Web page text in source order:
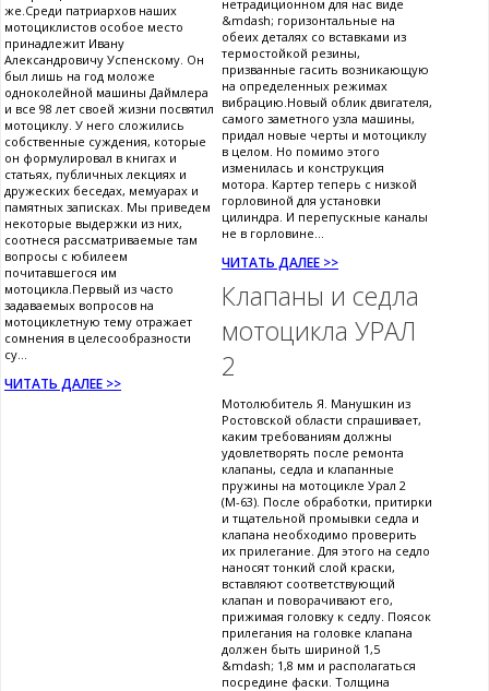
же.Среди патриархов наших
мотоциклистов особое место
принадлежит Ивану
Александровичу Успенскому. Он
был лишь на год моложе
одноколейной машины Даймлера
и все 98 лет своей жизни посвятил
мотоциклу. У него сложились
собственные суждения, которые
он формулировал в книгах и
статьях, публичных лекциях и
дружеских беседах, мемуарах и
памятных записках. Мы приведем
некоторые выдержки из них,
соотнеся рассматриваемые там
вопросы с юбилеем
почитавшегося им
мотоцикла.Первый из часто
задаваемых вопросов на
мотоциклетную тему отражает
сомнения в целесообразности
су...
ЧИТАТЬ ДАЛЕЕ >>
нетрадиционном для нас виде
&mdash; горизонтальные на
обеих деталях со вставками из
термостойкой резины,
призванные гасить возникающую
на определенных режимах
вибрацию.Новый облик двигателя,
самого заметного узла машины,
придал новые черты и мотоциклу
в целом. Но помимо этого
изменилась и конструкция
мотора. Картер теперь с низкой
горловиной для установки
цилиндра. И перепускные каналы
не в горловине...
ЧИТАТЬ ДАЛЕЕ >>
Клапаны и седла
мотоцикла УРАЛ
2
Мотолюбитель Я. Манушкин из
Ростовской области спрашивает,
каким требованиям должны
удовлетворять после ремонта
клапаны, седла и клапанные
пружины на мотоцикле Урал 2
(М-63). После обработки, притирки
и тщательной промывки седла и
клапана необходимо проверить
их прилегание. Для этого на седло
наносят тонкий слой краски,
вставляют соответствующий
клапан и поворачивают его,
прижимая головку к седлу. Поясок
прилегания на головке клапана
должен быть шириной 1,5
&mdash; 1,8 мм и располагаться
посредине фаски. Толщина